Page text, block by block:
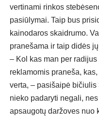
vertinami rinkos
pasiūlymai. Taip bus
kainodaros skaidrumo.
pranešama ir taip didės
– Kol kas man per
reklamomis praneša,
verta, – pasišaipė bičiulis
nieko padaryti negali,
apsaugotų daržoves nuo